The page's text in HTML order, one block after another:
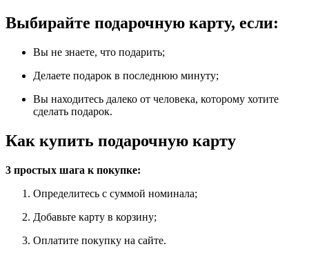
Выбирайте подарочную карту, если:
Вы не знаете, что подарить;
Делаете подарок в последнюю минуту;
Вы находитесь далеко от человека, которому хотите
сделать подарок.
Как купить подарочную карту
3 простых шага к покупке:
Определитесь с суммой номинала;
Добавьте карту в корзину;
Оплатите покупку на сайте.